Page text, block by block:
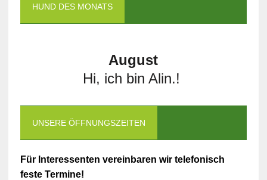
HUND DES MONATS
August
Hi, ich bin Alin.!
UNSERE ÖFFNUNGSZEITEN
Für Interessenten vereinbaren wir telefonisch
feste Termine!